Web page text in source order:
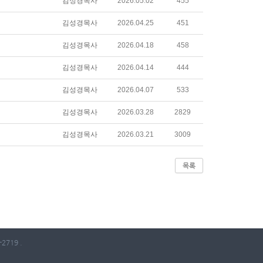
김성경목사 2026.04.25 451
김성경목사 2026.04.18 458
김성경목사 2026.04.14 444
김성경목사 2026.04.07 533
김성경목사 2026.03.28 2829
김성경목사 2026.03.21 3009
목록
.